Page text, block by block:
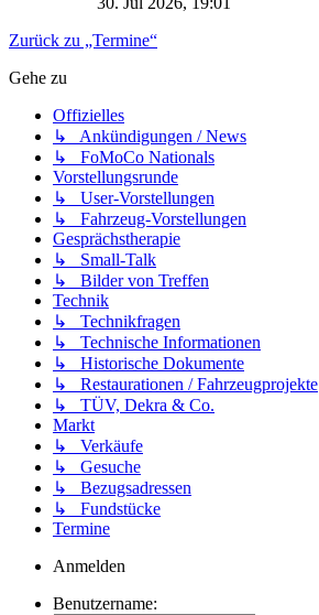
Zurück zu „Termine“
Gehe zu
Offizielles
↳ Ankündigungen / News
↳ FoMoCo Nationals
Vorstellungsrunde
↳ User-Vorstellungen
↳ Fahrzeug-Vorstellungen
Gesprächstherapie
↳ Small-Talk
↳ Bilder von Treffen
Technik
↳ Technikfragen
↳ Technische Informationen
↳ Historische Dokumente
↳ Restaurationen / Fahrzeugprojekte
↳ TÜV, Dekra & Co.
Markt
↳ Verkäufe
↳ Gesuche
↳ Bezugsadressen
↳ Fundstücke
Termine
Anmelden
Benutzername: